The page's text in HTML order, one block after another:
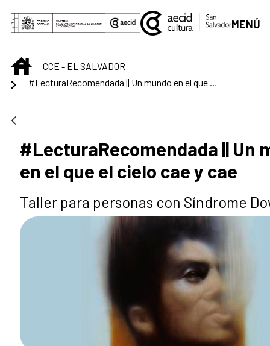
Saltar al contenido principal
MENÚ
INICIOCCE - EL SALVADOR
#LecturaRecomendada || Un
en el que el cielo cae y cae
Taller para personas con Síndrome